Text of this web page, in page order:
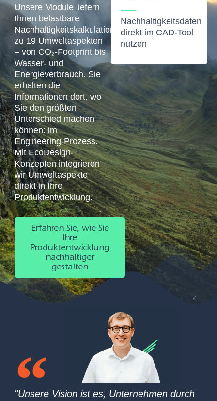
Unsere Module liefern
Ihnen belastbare
Nachhaltigkeitskalkulationen
zu 19 Umweltaspekten
– von CO₂-Footprint bis
Wasser- und
Energieverbrauch. Sie
erhalten die
Informationen dort, wo
Sie den größten
Unterschied machen
können: im
Engineering-Prozess.
MitEcoDesign-
Konzeptenintegrieren
wir Umweltaspekte
direkt in Ihre
Produktentwicklung.
Erfahren Sie, wie Sie
Ihre
Produktentwicklung
nachhaltiger
gestalten
Nachhaltigkeitsdaten
direkt im CAD-Tool
nutzen
"Unsere Vision ist es, Unternehmen durch